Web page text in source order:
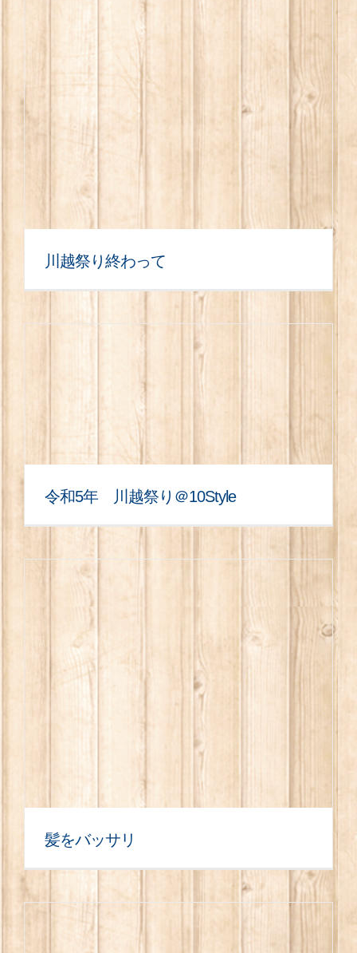
川越祭り終わって
令和5年 川越祭り＠10Style
髪をバッサリ